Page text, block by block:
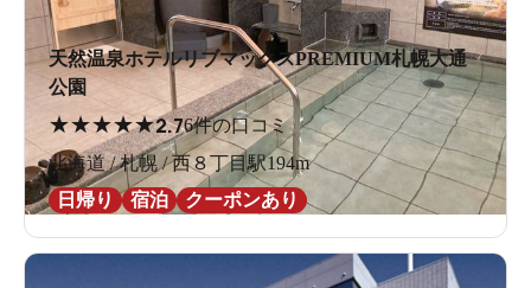
天然温泉ホテルリブマックスPREMIUM札幌大通
公園
★★★★★2.76件の口コミ
北海道 / 札幌 / 西８丁目駅194m
日帰り
宿泊 クーポンあり